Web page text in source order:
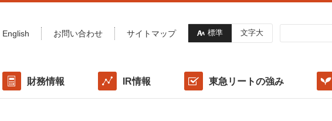
English お問い合わせ サイトマップ 標準 文字大
財務情報 IR情報 東急リートの強み